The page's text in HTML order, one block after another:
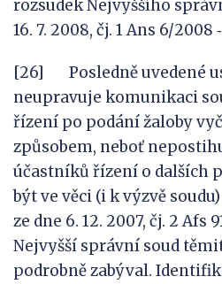
rozsudek Nejvyššího
16. 7. 2008, čj. 1 Ans 6/2008
[26] Posledně uvedené
neupravuje komunikaci
řízení po podání žaloby
způsobem, neboť
účastníků řízení o dalších
být ve věci (i k výzvě
ze dne 6. 12. 2007, čj. 2 Afs
Nejvyšší správní soud
podrobně zabýval.